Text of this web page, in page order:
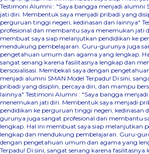
Testimoni Alumni : "Saya bangga menjadi alumni
jati diri. Membentuk saya menjadi pribadi yang
perguruan tinggi negeri, kedinasan dan lainnya"
profesional dan membantu saya menemukan jati
membuat saya siap melanjutkan pendidikan ke
mendukung pembelajaran. Guru-gurunya juga
pengetahuan umum dan agama yang lengkap.
sangat senang karena fasilitasnya lengkap dan
bersosialisasi. Membekali saya dengan
menjadi alumni SMAN Model Terpadu! Di sini,
pribadi yang disiplin, percaya diri, dan mampu
lainnya" Testimoni Alumni : "Saya bangga
menemukan jati diri. Membentuk saya menjadi
pendidikan ke perguruan tinggi negeri, kedinasan
gurunya juga sangat profesional dan membantu
lengkap. Hal ini membuat saya siap melanjutkan
lengkap dan mendukung pembelajaran. Guru-
dengan pengetahuan umum dan agama yang
Terpadu! Di sini, sangat senang karena